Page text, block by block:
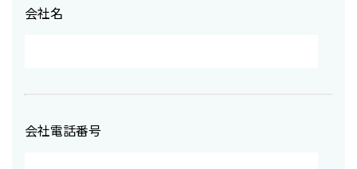
会社名
会社電話番号